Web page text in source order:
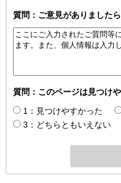
質問：ご意見がありました
質問：このページは見つけ
1：見つけやすかった
3：どちらともいえない